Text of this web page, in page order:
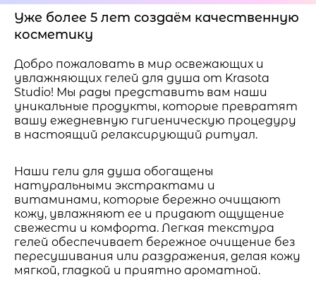
Уже более 5 лет создаём качественную
косметику
Добро пожаловать в мир освежающих и
увлажняющих гелей для душа от Krasota
Studio! Мы рады представить вам наши
уникальные продукты, которые превратят
вашу ежедневную гигиеническую процедуру
в настоящий релаксирующий ритуал.
Наши гели для душа обогащены
натуральными экстрактами и
витаминами, которые бережно очищают
кожу, увлажняют ее и придают ощущение
свежести и комфорта. Легкая текстура
гелей обеспечивает бережное очищение без
пересушивания или раздражения, делая кожу
мягкой, гладкой и приятно ароматной.